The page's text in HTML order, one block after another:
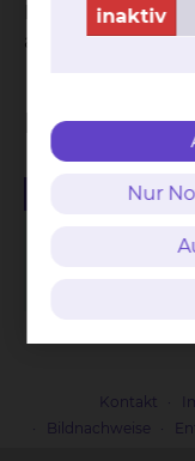
Das Städtische
auf zahlreiche
Downloads
2026-05-18-
klaeren-ueber-
Kontakt
Bildnachweise
inaktiv
Nur